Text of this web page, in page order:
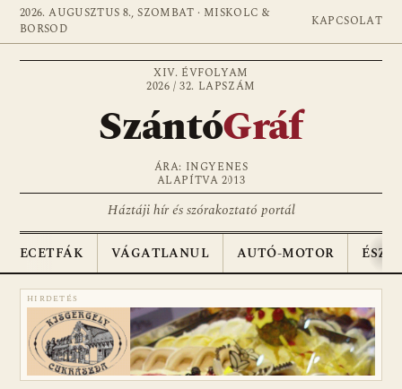
2026. AUGUSZTUS 8., SZOMBAT · MISKOLC &
BORSOD
KAPCSOLAT
XIV. ÉVFOLYAM
2026 / 32. LAPSZÁM
SzántóGráf
ÁRA: INGYENES
ALAPÍTVA 2013
Háztáji hír és szórakoztató portál
ECETFÁK VÁGATLANUL AUTÓ-MOTOR
HIRDETÉS